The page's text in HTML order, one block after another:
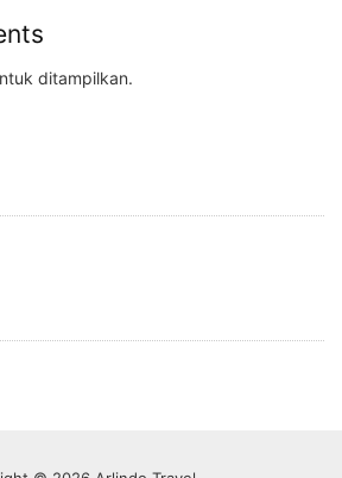
ditampilkan.